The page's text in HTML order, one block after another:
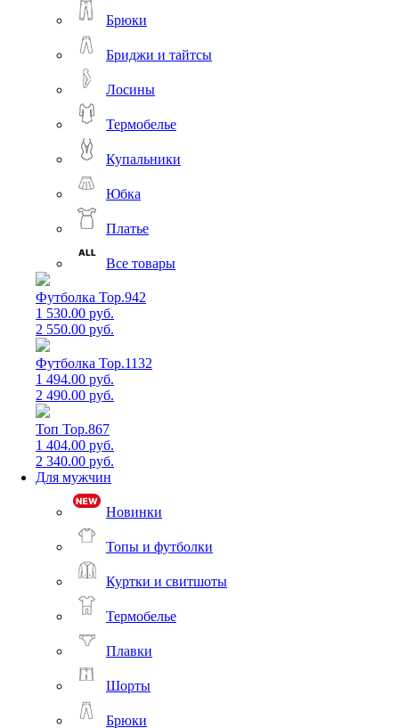
Брюки
Бриджи и тайтсы
Лосины
Термобелье
Купальники
Юбка
Платье
Все товары
Футболка Top.942
1 530.00 руб.
2 550.00 руб.
Футболка Top.1132
1 494.00 руб.
2 490.00 руб.
Топ Top.867
1 404.00 руб.
2 340.00 руб.
Для мужчин
Новинки
Топы и футболки
Куртки и свитшоты
Термобелье
Плавки
Шорты
Брюки